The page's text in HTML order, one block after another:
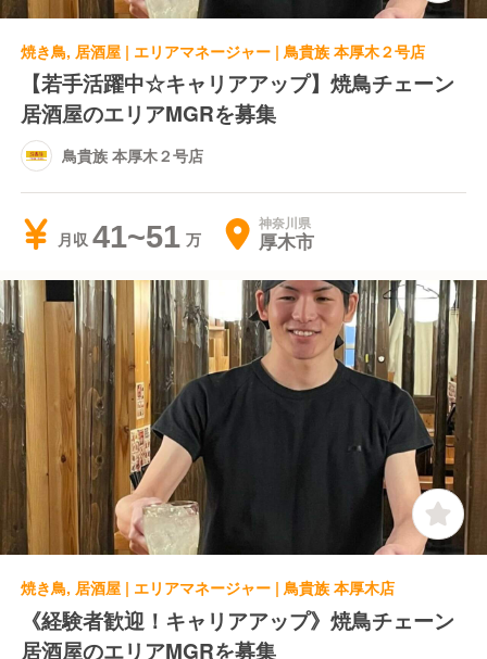
焼き鳥, 居酒屋 | エリアマネージャー | 鳥貴族 本厚木２号店
【若手活躍中☆キャリアアップ】焼鳥チェーン
居酒屋のエリアMGRを募集
鳥貴族 本厚木２号店
月収 41~51 神奈川県
厚木市
焼き鳥, 居酒屋 | エリアマネージャー | 鳥貴族 本厚木店
《経験者歓迎！キャリアアップ》焼鳥チェーン
居酒屋のエリアMGRを募集